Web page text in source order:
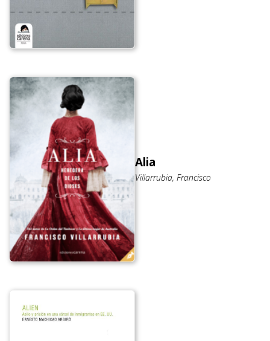
Alia
Villarrubia, Francisco